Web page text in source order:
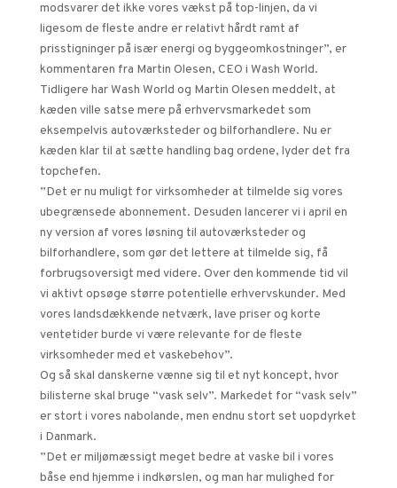
modsvarer det ikke vores vækst på top-linjen, da vi
ligesom de fleste andre er relativt hårdt ramt af
prisstigninger på især energi og byggeomkostninger”, er
kommentaren fra Martin Olesen, CEO i Wash World.
Tidligere har Wash World og Martin Olesen meddelt, at
kæden ville satse mere på erhvervsmarkedet som
eksempelvis autoværksteder og bilforhandlere. Nu er
kæden klar til at sætte handling bag ordene, lyder det fra
topchefen.
”Det er nu muligt for virksomheder at tilmelde sig vores
ubegrænsede abonnement. Desuden lancerer vi i april en
ny version af vores løsning til autoværksteder og
bilforhandlere, som gør det lettere at tilmelde sig, få
forbrugsoversigt med videre. Over den kommende tid vil
vi aktivt opsøge større potentielle erhvervskunder. Med
vores landsdækkende netværk, lave priser og korte
ventetider burde vi være relevante for de fleste
virksomheder med et vaskebehov”.
Og så skal danskerne vænne sig til et nyt koncept, hvor
bilisterne skal bruge “vask selv”. Markedet for “vask selv”
er stort i vores nabolande, men endnu stort set uopdyrket
i Danmark.
”Det er miljømæssigt meget bedre at vaske bil i vores
båse end hjemme i indkørslen, og man har mulighed for